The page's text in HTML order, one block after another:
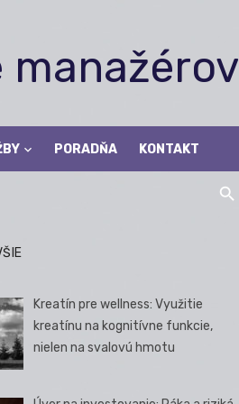
PORADŇA KONTAKT
Kreatín pre wellness: Využitie
kreatínu na kognitívne funkcie,
nielen na svalovú hmotu